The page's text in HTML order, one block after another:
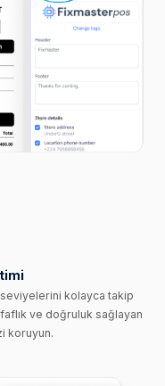
kolayca takip
ve doğruluk sağlayan
koruyun.